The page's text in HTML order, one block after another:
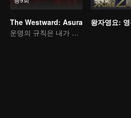
The Westward: Asura
운명의 규칙은 내가 깬다!